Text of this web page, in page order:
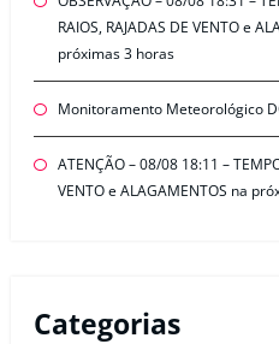
RAIOS, RAJADAS DE VENTO e
próximas 3 horas
Monitoramento Meteorológico
ATENÇÃO – 08/08 18:11 –
VENTO e ALAGAMENTOS na
Categorias